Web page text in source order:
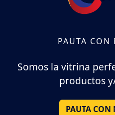
PAUTA CON
Somos la vitrina
productos
PAUTA CON